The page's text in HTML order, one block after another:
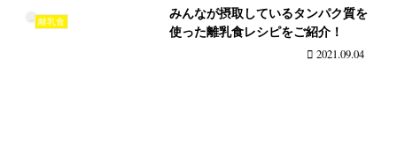
離乳食
みんなが摂取しているタンパク質を
使った離乳食レシピをご紹介！
2021.09.04